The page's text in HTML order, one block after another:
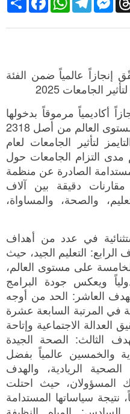
إنجازاً عالمياً ضمن الفئة
أكاديمياً مرموقاً بدخولها
ضمن الفئة (101– 200) على مستوى العالم من أصل 2318
لتأثير الجامعات لعام
مدى التزام الجامعات حول
الصادرة عن منظمة
دقيقة بين آلاف
والصحة، والمساواة،
في عدد من أهداف
الرابع: التعليم الجيد، حيث
على مستوى العالم،
ويعكس جودة البرامج
العاشر: الحد من أوجه
في المرتبة السابعة عشرة
العدالة الاجتماعية وإتاحة
الثالث: الصحة الجيدة
والخمسين عالمياً بفضل
الصحية الريادية، والهدف
المسؤولان، حيث احتلت
نتيجة سياساتها المستدامة